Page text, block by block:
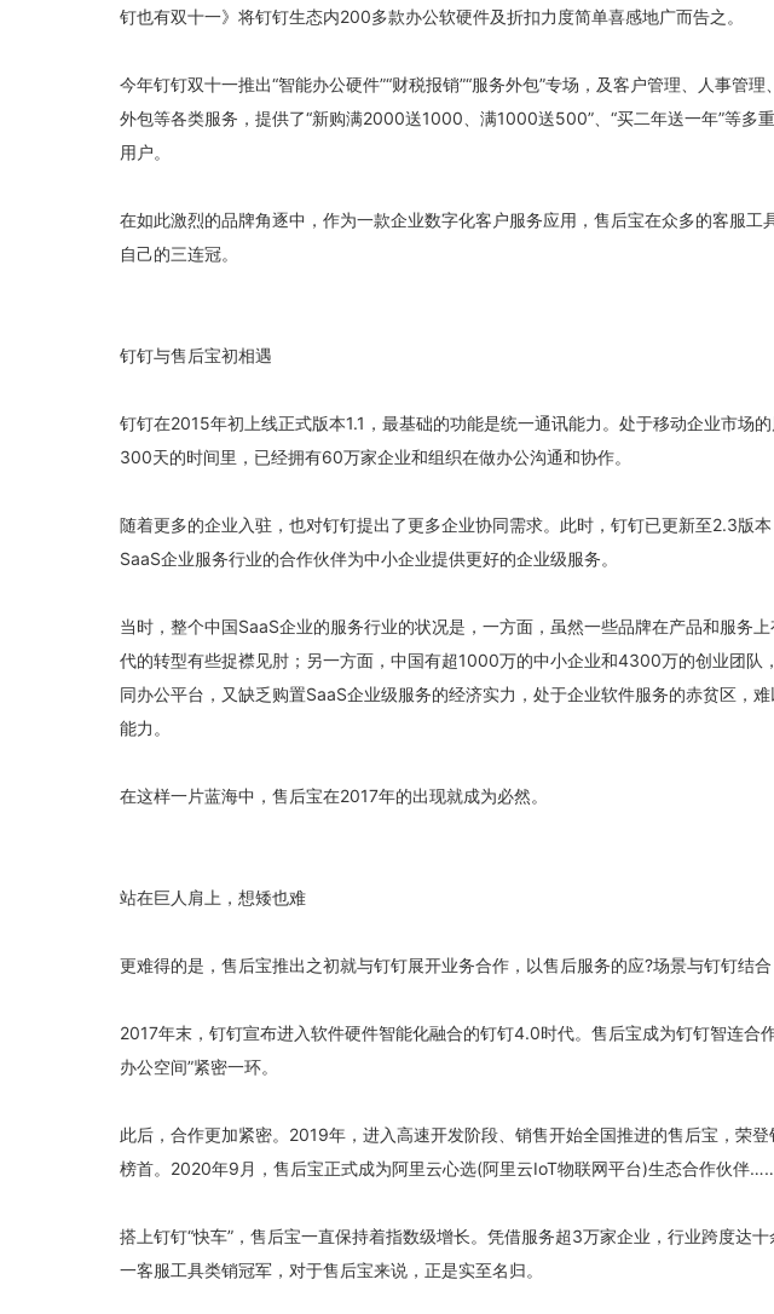
钉也有双十一》将钉钉生态内200多款办公软硬件及折扣力度简单喜感地广而告之。
今年钉钉双十一推出“智能办公硬件”“财税报销”“服务外包”专场，及客户管理、人事管
外包等各类服务，提供了“新购满2000送1000、满1000送500”、“买二年送一年”等多
用户。
在如此激烈的品牌角逐中，作为一款企业数字化客户服务应用，售后宝在众多的客服工
自己的三连冠。
钉钉与售后宝初相遇
钉钉在2015年初上线正式版本1.1，最基础的功能是统一通讯能力。处于移动企业市场
300天的时间里，已经拥有60万家企业和组织在做办公沟通和协作。
随着更多的企业入驻，也对钉钉提出了更多企业协同需求。此时，钉钉已更新至2.3版
SaaS企业服务行业的合作伙伴为中小企业提供更好的企业级服务。
当时，整个中国SaaS企业的服务行业的状况是，一方面，虽然一些品牌在产品和服务
代的转型有些捉襟见肘；另一方面，中国有超1000万的中小企业和4300万的创业团队
同办公平台，又缺乏购置SaaS企业级服务的经济实力，处于企业软件服务的赤贫区，
能力。
在这样一片蓝海中，售后宝在2017年的出现就成为必然。
站在巨人肩上，想矮也难
更难得的是，售后宝推出之初就与钉钉展开业务合作，以售后服务的应?场景与钉钉结合
2017年末，钉钉宣布进入软件硬件智能化融合的钉钉4.0时代。售后宝成为钉钉智连合
办公空间”紧密一环。
此后，合作更加紧密。2019年，进入高速开发阶段、销售开始全国推进的售后宝，荣
榜首。2020年9月，售后宝正式成为阿里云心选(阿里云IoT物联网平台)生态合作伙伴
搭上钉钉“快车”，售后宝一直保持着指数级增长。凭借服务超3万家企业，行业跨度达
一客服工具类销冠军，对于售后宝来说，正是实至名归。